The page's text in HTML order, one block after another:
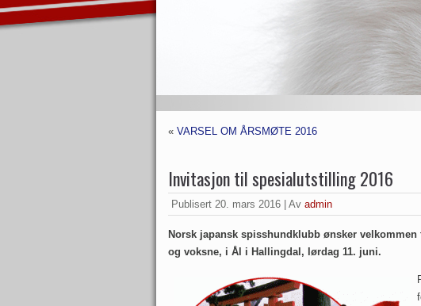
« VARSEL OM ÅRSMØTE 2016
Invitasjon til spesialutstilling 2016
Publisert 20. mars 2016 Av admin
Norsk japansk spisshundklubb ønsker
og voksne, i Ål i Hallingdal, lørdag 11. juni.